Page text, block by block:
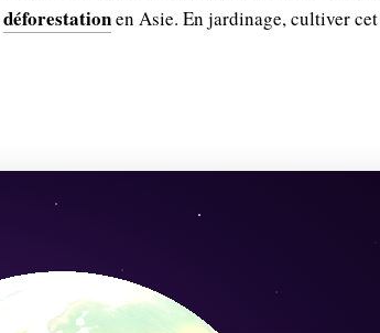
déforestationen Asie. En jardinage, cultiver